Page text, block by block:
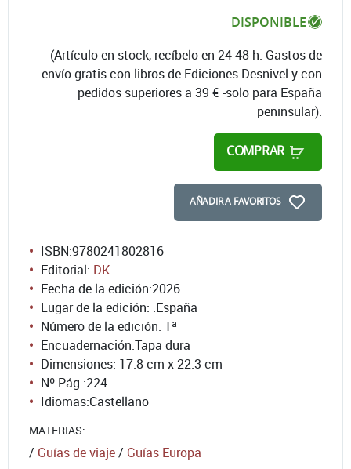
DISPONIBLE
(Artículo en stock, recíbelo en 24-48 h. Gastos de
envío gratis con libros de Ediciones Desnivel y con
pedidos superiores a 39 € -solo para España
peninsular).
COMPRAR
AÑADIR A FAVORITOS
ISBN:9780241802816
Editorial: DK
Fecha de la edición:2026
Lugar de la edición: .España
Número de la edición: 1ª
Encuadernación:Tapa dura
Dimensiones: 17.8 cm x 22.3 cm
Nº Pág.:224
Idiomas:Castellano
MATERIAS:
/ Guías de viaje/ Guías Europa